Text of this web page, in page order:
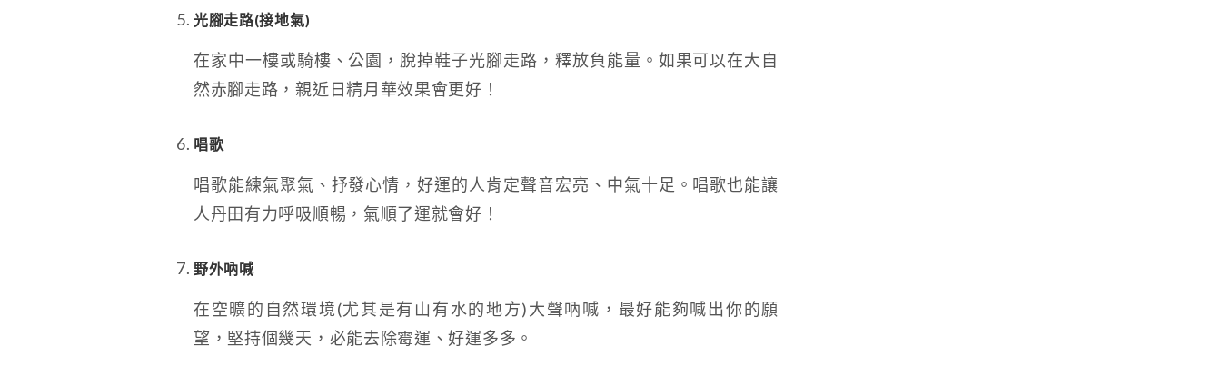
光腳走路(接地氣)
在家中一樓或騎樓、公園，脫掉鞋子光腳走路，釋放負能量。如果可以在大自
然赤腳走路，親近日精月華效果會更好！
唱歌
唱歌能練氣聚氣、抒發心情，好運的人肯定聲音宏亮、中氣十足。唱歌也能讓
人丹田有力呼吸順暢，氣順了運就會好！
野外吶喊
在空曠的自然環境(尤其是有山有水的地方)大聲吶喊，最好能夠喊出你的願
望，堅持個幾天，必能去除霉運、好運多多。